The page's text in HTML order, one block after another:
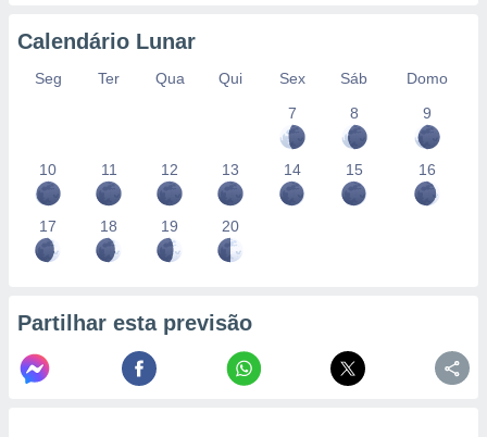
Calendário Lunar
Seg Ter Qua Qui Sex Sáb
Domo
7
8 9
10 11 12 13 14 15 16
17 18 19 20
Partilhar esta previsão